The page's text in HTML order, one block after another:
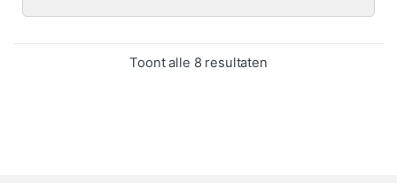
Toont alle 8 resultatenGesorteerd op